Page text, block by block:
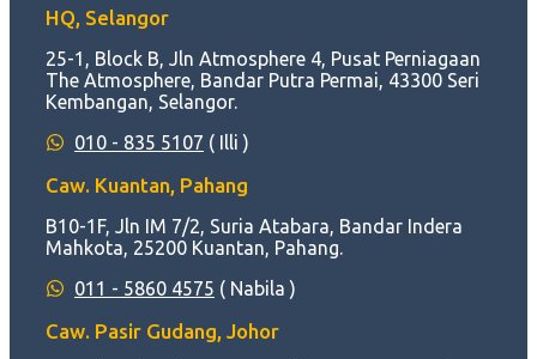
HQ, Selangor
25-1, Block B, Jln Atmosphere 4, Pusat Perniagaan
The Atmosphere, Bandar Putra Permai, 43300 Seri
Kembangan, Selangor.
010 - 835 5107 ( Illi )
Caw. Kuantan, Pahang
B10-1F, Jln IM 7/2, Suria Atabara, Bandar Indera
Mahkota, 25200 Kuantan, Pahang.
011 - 5860 4575 ( Nabila )
Caw. Pasir Gudang, Johor